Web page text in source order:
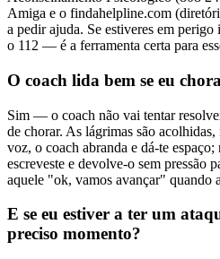
Amiga e o findahelpline.com
a pedir ajuda. Se estiveres em
o 112 — é a ferramenta certa para
O coach lida bem se eu
Sim — o coach não vai tentar
de chorar. As lágrimas são
voz, o coach abranda e dá-te
escreveste e devolve-o sem pressão
aquele "ok, vamos avançar" quando
E se eu estiver a ter um
preciso momento?